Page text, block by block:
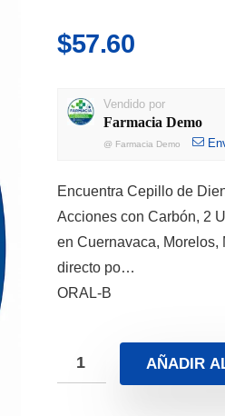
$57.60
Vendido por
Farmacia Demo
@ Farmacia Demo
Encuentra Cepillo de
Acciones con Carbón, 2
en Cuernavaca, Morelos,
directo po…
ORAL-B
AÑADIR